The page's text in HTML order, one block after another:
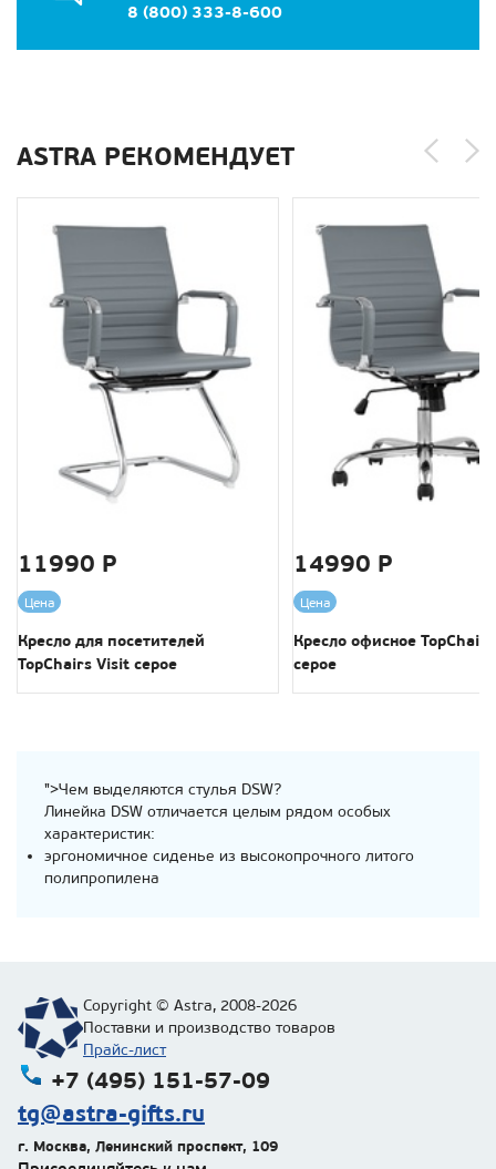
8 (800) 333-8-600
ASTRA РЕКОМЕНДУЕТ
11990 Р
Цена
Кресло для посетителей
TopChairs Visit серое
14990 Р
Цена
Кресло офисное
серое
">Чем выделяются стулья DSW?
Линейка DSW отличается целым рядом особых
характеристик:
эргономичное сиденье из высокопрочного литого
полипропилена
Copyright © Astra, 2008-2026
Поставки и производство товаров
Прайс-лист
+7 (495) 151-57-09
tg@astra-gifts.ru
г. Москва, Ленинский проспект, 109